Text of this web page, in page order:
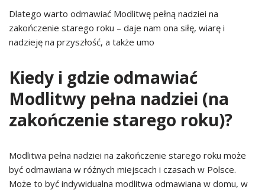
Dlatego warto odmawiać Modlitwę pełną nadziei na
zakończenie starego roku – daje nam ona siłę, wiarę i
nadzieję na przyszłość, a także umo
Kiedy i gdzie odmawiać
Modlitwy pełna nadziei (na
zakończenie starego roku)?
Modlitwa pełna nadziei na zakończenie starego roku może
być odmawiana w różnych miejscach i czasach w Polsce.
Może to być indywidualna modlitwa odmawiana w domu, w